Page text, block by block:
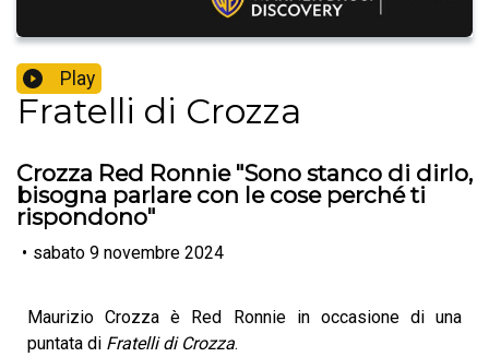
Play
Fratelli di Crozza
Crozza Red Ronnie "Sono stanco di dirlo,
bisogna parlare con le cose perché ti
rispondono"
• sabato 9 novembre 2024
Maurizio Crozza è Red Ronnie in occasione di una
puntata di Fratelli di Crozza.